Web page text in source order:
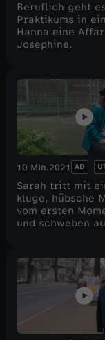
Beruflich geht
Praktikums in
Hanna eine
Josephine.
10 Min.2021 AD
Sarah tritt mit
kluge, hübsche
vom ersten
und schweben